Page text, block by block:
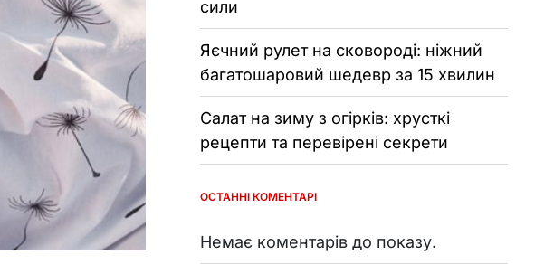
сили
Яєчний рулет на сковороді: ніжний
багатошаровий шедевр за 15 хвилин
Салат на зиму з огірків: хрусткі
рецепти та перевірені секрети
ОСТАННІ КОМЕНТАРІ
Немає коментарів до показу.